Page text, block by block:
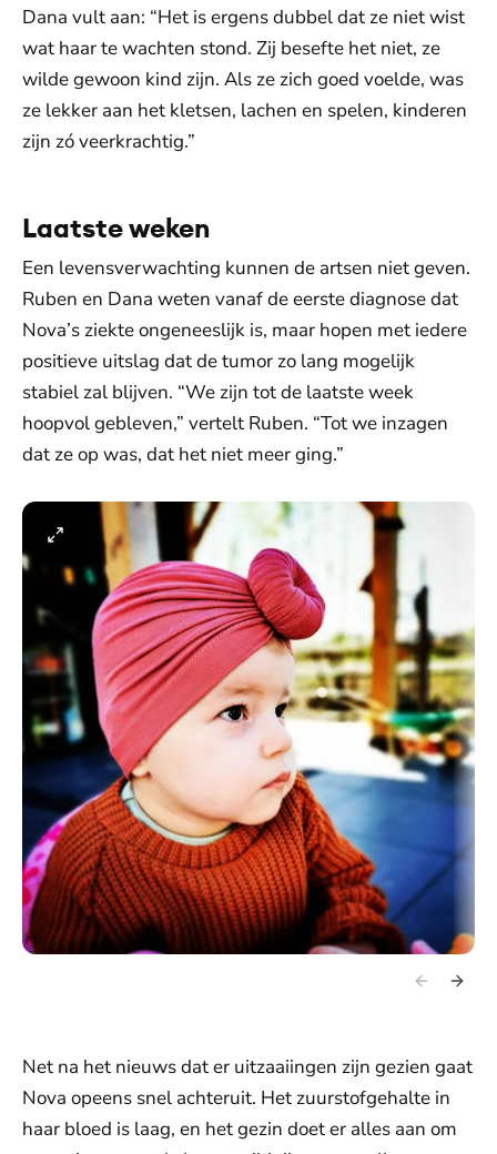
Dana vult aan: “Het is ergens dubbel dat ze niet wist
wat haar te wachten stond. Zij besefte het niet, ze
wilde gewoon kind zijn. Als ze zich goed voelde, was
ze lekker aan het kletsen, lachen en spelen, kinderen
zijn zó veerkrachtig.”
Laatste weken
Een levensverwachting kunnen de artsen niet geven.
Ruben en Dana weten vanaf de eerste diagnose dat
Nova’s ziekte ongeneeslijk is, maar hopen met iedere
positieve uitslag dat de tumor zo lang mogelijk
stabiel zal blijven. “We zijn tot de laatste week
hoopvol gebleven,” vertelt Ruben. “Tot we inzagen
dat ze op was, dat het niet meer ging.”
Net na het nieuws dat er uitzaaiingen zijn gezien gaat
Nova opeens snel achteruit. Het zuurstofgehalte in
haar bloed is laag, en het gezin doet er alles aan om